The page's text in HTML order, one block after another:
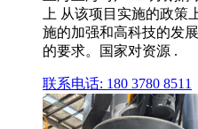
上 从该项目实施的政
施的加强和高科技的发
的要求。国家对资源 .
联系电话: 180 3780 8511